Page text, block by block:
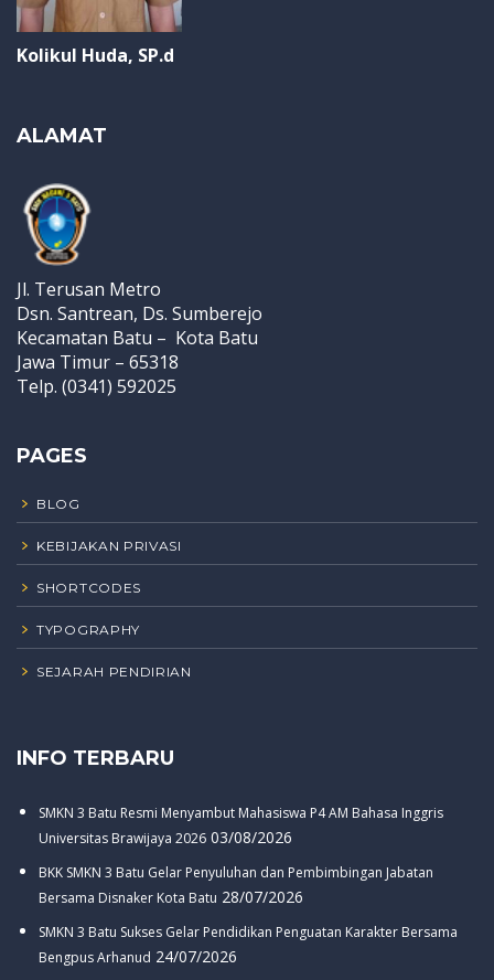
Kolikul Huda, SP.d
ALAMAT
Jl. Terusan Metro
Dsn. Santrean, Ds. Sumberejo
Kecamatan Batu – Kota Batu
Jawa Timur – 65318
Telp. (0341) 592025
PAGES
BLOG
KEBIJAKAN PRIVASI
SHORTCODES
TYPOGRAPHY
SEJARAH PENDIRIAN
INFO TERBARU
SMKN 3 Batu Resmi Menyambut Mahasiswa P4 AM Bahasa Inggris
Universitas Brawijaya 2026 03/08/2026
BKK SMKN 3 Batu Gelar Penyuluhan dan Pembimbingan Jabatan
Bersama Disnaker Kota Batu 28/07/2026
SMKN 3 Batu Sukses Gelar Pendidikan Penguatan Karakter Bersama
Bengpus Arhanud 24/07/2026